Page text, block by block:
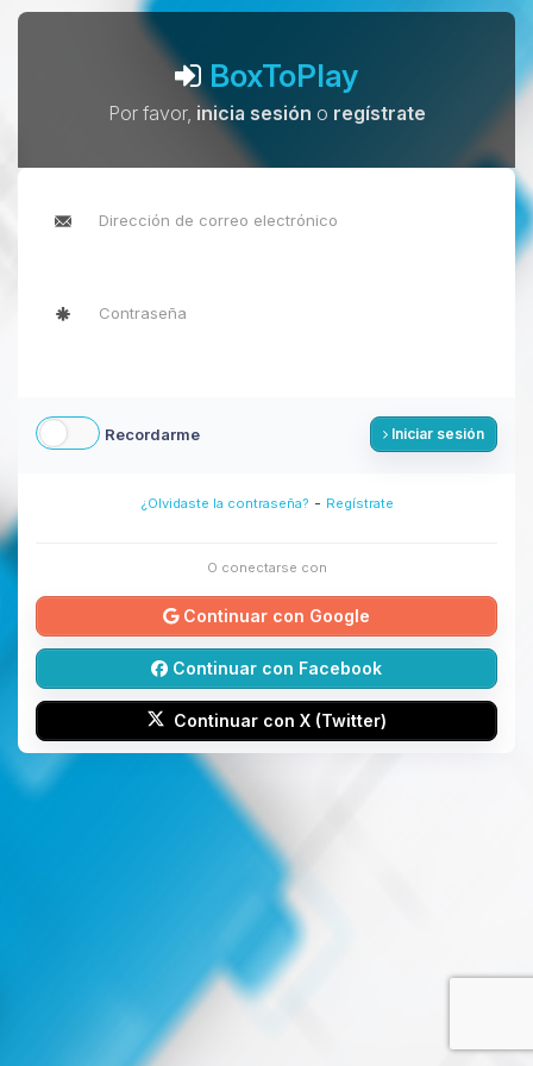
BoxToPlay
Por favor, inicia sesión o regístrate
Recordarme Iniciar sesión
¿Olvidaste la contraseña? - Regístrate
O conectarse con
Continuar con Google
Continuar con Facebook
Continuar con X (Twitter)